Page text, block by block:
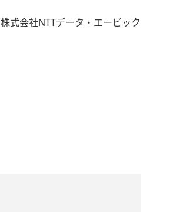
株式会社NTTデータ・エービック